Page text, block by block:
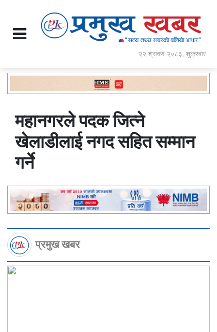
२२ श्रावण २०८३, शुक्रबार
महानगरले पदक जित्ने
खेलाडीलाई नगद सहित सम्मान
गर्ने
प्रमुख खबर